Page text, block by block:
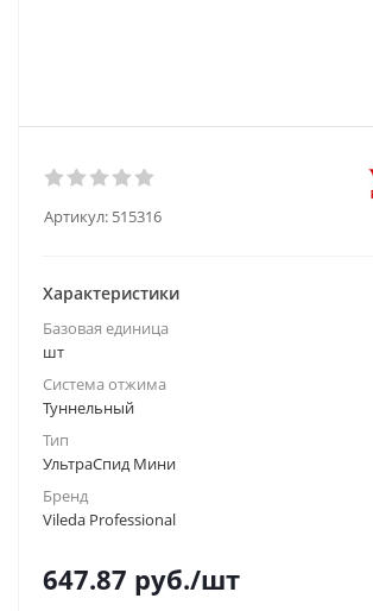
Артикул: 515316
Характеристики
Базовая единица
шт
Система отжима
Туннельный
Тип
УльтраСпид Мини
Бренд
Vileda Professional
647.87 руб./шт